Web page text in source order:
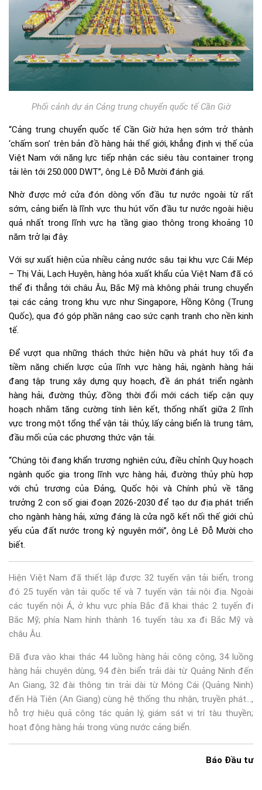
Phối cảnh dự án Cảng trung chuyển quốc tế Cần Giờ
“Cảng trung chuyển quốc tế Cần Giờ hứa hẹn sớm trở thành
‘chấm son’ trên bản đồ hàng hải thế giới, khẳng định vị thế của
Việt Nam với năng lực tiếp nhận các siêu tàu container trọng
tải lên tới 250.000 DWT”, ông Lê Đỗ Mười đánh giá.
Nhờ được mở cửa đón dòng vốn đầu tư nước ngoài từ rất
sớm, cảng biển là lĩnh vực thu hút vốn đầu tư nước ngoài hiệu
quả nhất trong lĩnh vực hạ tầng giao thông trong khoảng 10
năm trở lại đây.
Với sự xuất hiện của nhiều cảng nước sâu tại khu vực Cái Mép
– Thị Vải, Lạch Huyện, hàng hóa xuất khẩu của Việt Nam đã có
thể đi thẳng tới châu Âu, Bắc Mỹ mà không phải trung chuyển
tại các cảng trong khu vực như Singapore, Hồng Kông (Trung
Quốc), qua đó góp phần nâng cao sức cạnh tranh cho nền kinh
tế.
Để vượt qua những thách thức hiện hữu và phát huy tối đa
tiềm năng chiến lược của lĩnh vực hàng hải, ngành hàng hải
đang tập trung xây dựng quy hoạch, đề án phát triển ngành
hàng hải, đường thủy; đồng thời đổi mới cách tiếp cận quy
hoạch nhằm tăng cường tính liên kết, thống nhất giữa 2 lĩnh
vực trong một tổng thể vận tải thủy, lấy cảng biển là trung tâm,
đầu mối của các phương thức vận tải.
“Chúng tôi đang khẩn trương nghiên cứu, điều chỉnh Quy hoạch
ngành quốc gia trong lĩnh vực hàng hải, đường thủy phù hợp
với chủ trương của Đảng, Quốc hội và Chính phủ về tăng
trưởng 2 con số giai đoạn 2026-2030 để tạo dư địa phát triển
cho ngành hàng hải, xứng đáng là cửa ngõ kết nối thế giới chủ
yếu của đất nước trong kỷ nguyên mới”, ông Lê Đỗ Mười cho
biết.
Hiện Việt Nam đã thiết lập được 32 tuyến vận tải biển, trong
đó 25 tuyến vận tải quốc tế và 7 tuyến vận tải nội địa. Ngoài
các tuyến nội Á, ở khu vực phía Bắc đã khai thác 2 tuyến đi
Bắc Mỹ; phía Nam hình thành 16 tuyến tàu xa đi Bắc Mỹ và
châu Âu.
Đã đưa vào khai thác 44 luồng hàng hải công cộng, 34 luồng
hàng hải chuyên dùng, 94 đèn biển trải dài từ Quảng Ninh đến
An Giang, 32 đài thông tin trải dài từ Móng Cái (Quảng Ninh)
đến Hà Tiên (An Giang) cùng hệ thống thu nhận, truyền phát…,
hỗ trợ hiệu quả công tác quản lý, giám sát vị trí tàu thuyền;
hoạt động hàng hải trong vùng nước cảng biển.
Báo Đầu tư